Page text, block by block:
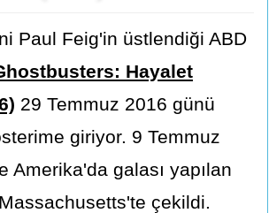
Paul Feig'in üstlendiği ABD
Hayalet
29 Temmuz 2016 günü
giriyor. 9 Temmuz
Amerika'da galası yapılan
çekildi.